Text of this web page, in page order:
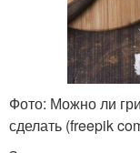
Фото: Можно ли
сделать (freepik